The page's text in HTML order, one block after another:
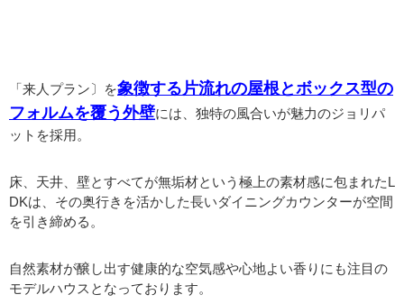
「来人プラン〕を象徴する片流れの屋根とボックス型の
フォルムを覆う外壁には、独特の風合いが魅力のジョリパ
ットを採用。
床、天井、壁とすべてが無垢材という極上の素材感に包まれたL
DKは、その奥行きを活かした長いダイニングカウンターが空間
を引き締める。
自然素材が醸し出す健康的な空気感や心地よい香りにも注目の
モデルハウスとなっております。